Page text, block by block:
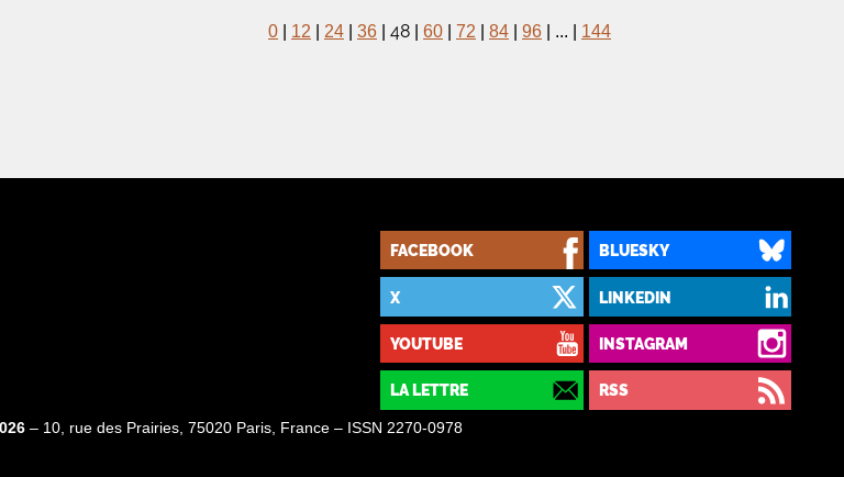
0 12 24 36 48 60 72 84 96 ... 144
FACEBOOK BLUESKY
X LINKEDIN
YOUTUBE INSTAGRAM
LA LETTRE RSS
– 10, rue des Prairies, 75020 Paris, France – ISSN 2270-0978